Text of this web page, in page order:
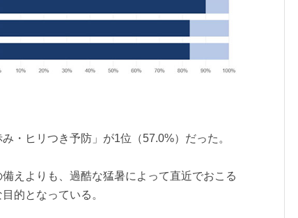
・ヒリつき予防」が1位（57.0%）だった。
えよりも、過酷な猛暑によって直近でおこる
的となっている。